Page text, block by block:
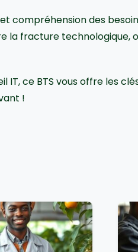
compréhension des
fracture technologique,
ce BTS vous offre les
!